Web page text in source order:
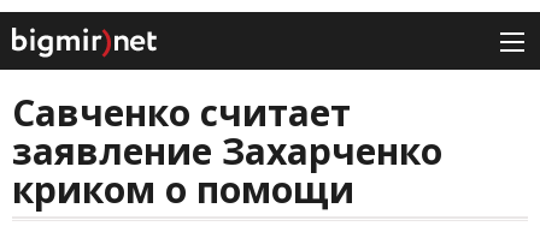
Савченко считает
заявление Захарченко
криком о помощи